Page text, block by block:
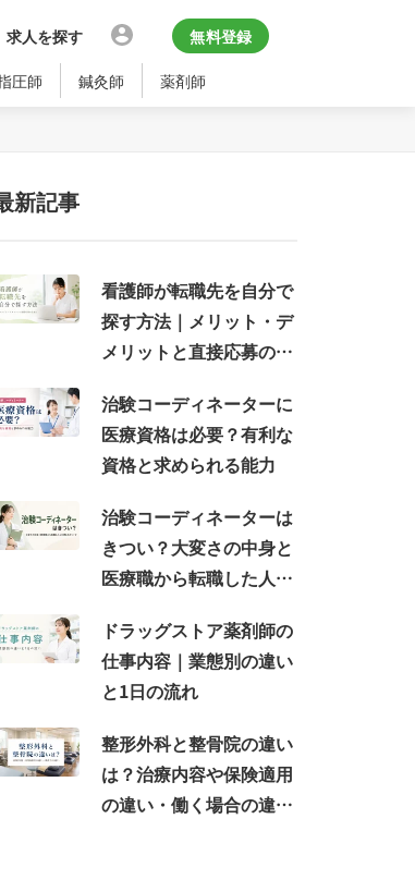
求人を探す 無料登録
圧師 鍼灸師 薬剤師
新記事
看護師が転職先を自分で
探す方法｜メリット・デ
メリットと直接応募の注
治験コーディネーターに
医療資格は必要？有利な
資格と求められる能力
治験コーディネーターは
きつい？大変さの中身と
医療職から転職した人が
ドラッグストア薬剤師の
仕事内容｜業態別の違い
と1日の流れ
整形外科と整骨院の違い
は？治療内容や保険適用
の違い・働く場合の違い